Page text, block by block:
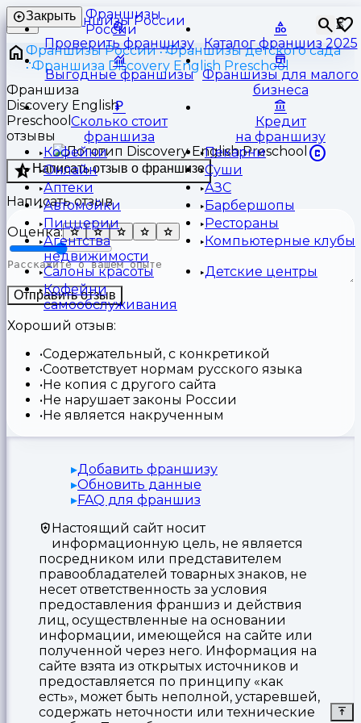
Франшизы
России
⏳
Закрыть
Проверить франшизу Каталог франшиз 2025
Выгодные франшизы Франшизы для малого
бизнеса
Сколько стоит
франшиза
Кредит
на франшизу
Кофейни
Пекарни
Онлайн
Суши
Аптеки
АЗС
Автомойки
Барбершопы
Пиццерии
Рестораны
Агентства
недвижимости
Компьютерные клубы
Салоны красоты
Детские центры
Кофейни
самообслуживания
Франшизы России
Франшизы детского сада
Франшиза Discovery English Preschool
Франшиза
Discovery English
Preschool
отзывы
Написать отзыв о франшизе
Написать отзыв
Оценка:
Отправить отзыв
Хороший отзыв:
Содержательный, с конкретикой
Соответствует нормам русского языка
Не копия с другого сайта
Не нарушает законы России
Не является накрученным
Добавить франшизу
Обновить данные
FAQ для франшиз
Настоящий сайт носит
информационную цель, не является
посредником или представителем
правообладателей товарных знаков, не
несет ответственность за условия
предоставления франшиз и действия
лиц, осуществленные на основании
информации, имеющейся на сайте или
полученной через него. Информация на
сайте взята из открытых источников и
предоставляется по принципу «как
есть», может быть неполной, устаревшей,
содержать неточности или технические